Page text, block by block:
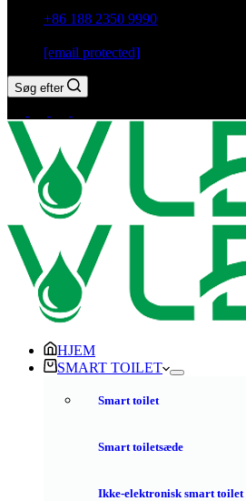
+86 188 2350 9990
[email protected]
Søg efter
HJEM
SMART TOILET
Smart toilet
Smart toiletsæde
Ikke-elektronisk smart toilet